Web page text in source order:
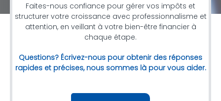
Faites-nous confiance pour gérer vos impôts et
structurer votre croissance avec professionnalisme et
attention, en veillant à votre bien-être financier à
chaque étape.
Questions? Écrivez-nous pour obtenir des réponses
rapides et précises, nous sommes là pour vous aider.